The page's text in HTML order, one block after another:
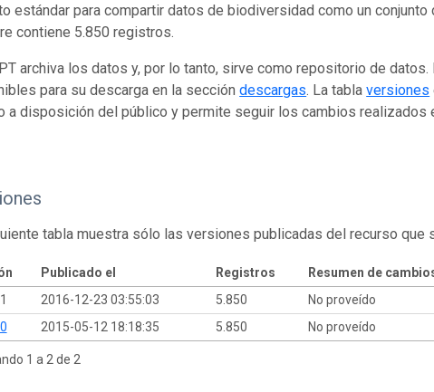
estándar para compartir datos de biodiversidad como un
contiene 5.850 registros.
archiva los datos y, por lo tanto, sirve como repositorio de
para su descarga en la seccióndescargas. La tablaversiones
a disposición del público y permite seguir los cambios realizados
tabla muestra sólo las versiones publicadas del recurso que
Publicado el Registros Resumen de
2016-12-23 03:55:03 5.850
No proveído
2015-05-12 18:18:35 5.850 No proveído
1 a 2 de 2